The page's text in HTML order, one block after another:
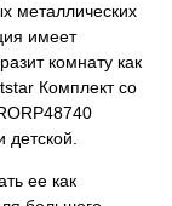
металлических
имеет
комнату как
Комплект со
ее как